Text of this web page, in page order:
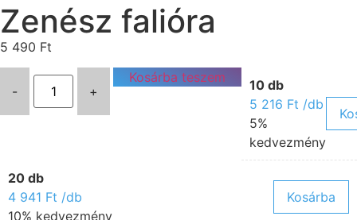
Zenész falióra
5 490 Ft
- +
Kosárba teszem
10 db
5 216 Ft /db
5%
kedvezmény
20 db
4 941 Ft /db
10% kedvezmény
Kosárba